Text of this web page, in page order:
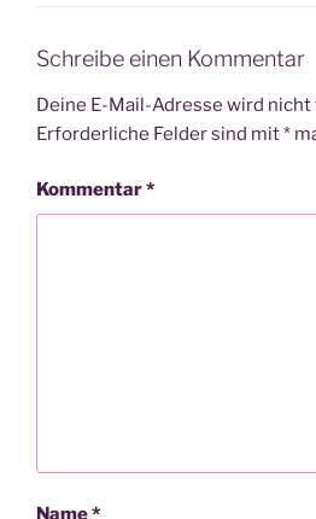
Schreibe einen Kommentar
Deine E-Mail-Adresse wird
Erforderliche Felder sind mit*
Kommentar*